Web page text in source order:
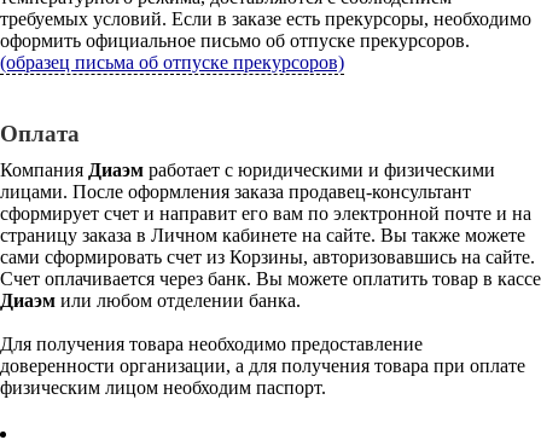
требуемых условий. Если в заказе есть прекурсоры, необходимо
оформить официальное письмо об отпуске прекурсоров.
(образец письма об отпуске прекурсоров)
Оплата
Компания Диаэм работает с юридическими и физическими
лицами. После оформления заказа продавец-консультант
сформирует счет и направит его вам по электронной почте и на
страницу заказа в Личном кабинете на сайте. Вы также можете
сами сформировать счет из Корзины, авторизовавшись на сайте.
Счет оплачивается через банк. Вы можете оплатить товар в кассе
Диаэм или любом отделении банка.
Для получения товара необходимо предоставление
доверенности организации, а для получения товара при оплате
физическим лицом необходим паспорт.